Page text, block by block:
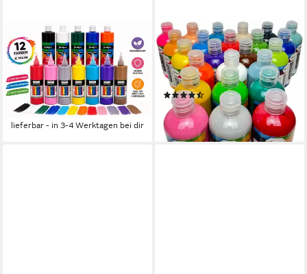
GREENPOINT
Acrylfarbe Acrylfarben-Set
12/24 x500 ml – Hoch
deckend, matt, für Pouring &
mehr
ab 59,99 €
lieferbar - in 3-4 Werktagen bei dir
GREENPOINT
Acrylfarbe Acrylfarben Set
24x250 ml – Hochpigmentiert
& Deckend, Matt
(2)
69,99 €
lieferbar - in 3-4 Werktagen bei dir